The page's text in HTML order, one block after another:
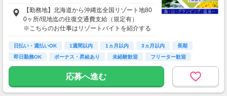
住み込みのお仕事のため、以下の補助がありま
す。
・寮費・光熱費無料（個室あり）
・食事無料
・往復交通費支給（上限あり）
※勤務地による
生活費がかからないので、働いた分のほとんど
を貯金にまわすことができます！
【勤務地】北海道から沖縄迄全国リゾート地80
0ヶ所/現地迄の往復交通費支給（規定有）
※こちらのお仕事はリゾートバイトを紹介する
募集となっており実際に募集がある勤務地と異
なる場合がございます。
カウンセリングでご希望条件をお伺いし、全国
からお仕事をご案内いたします。※ご自宅から
★お仕事開始までの流れ★
日払い・週払いOK 1週間以内 1ヵ月以内 3ヵ月以内
長期
即日勤務OK
ボーナス・昇給あり 未経験歓迎 フリーター歓迎
応募へ進む